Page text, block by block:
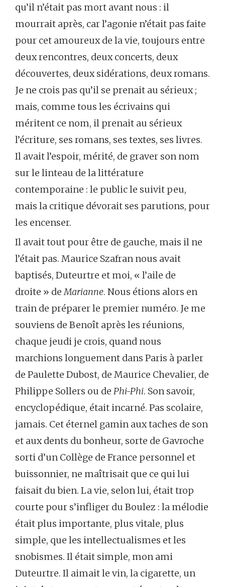
qu’il n’était pas mort avant nous : il
mourrait après, car l’agonie n’était pas faite
pour cet amoureux de la vie, toujours entre
deux rencontres, deux concerts, deux
découvertes, deux sidérations, deux romans.
Je ne crois pas qu’il se prenait au sérieux ;
mais, comme tous les écrivains qui
méritent ce nom, il prenait au sérieux
l’écriture, ses romans, ses textes, ses livres.
Il avait l’espoir, mérité, de graver son nom
sur le linteau de la littérature
contemporaine : le public le suivit peu,
mais la critique dévorait ses parutions, pour
les encenser.
Il avait tout pour être de gauche, mais il ne
l’était pas. Maurice Szafran nous avait
baptisés, Duteurtre et moi, « l’aile de
droite » deMarianne. Nous étions alors en
train de préparer le premier numéro. Je me
souviens de Benoît après les réunions,
chaque jeudi je crois, quand nous
marchions longuement dans Paris à parler
de Paulette Dubost, de Maurice Chevalier, de
Philippe Sollers ou de Phi-Phi. Son savoir,
encyclopédique, était incarné. Pas scolaire,
jamais. Cet éternel gamin aux taches de son
et aux dents du bonheur, sorte de Gavroche
sorti d’un Collège de France personnel et
buissonnier, ne maîtrisait que ce qui lui
faisait du bien. La vie, selon lui, était trop
courte pour s’infliger du Boulez : la mélodie
était plus importante, plus vitale, plus
simple, que les intellectualismes et les
snobismes. Il était simple, mon ami
Duteurtre. Il aimait le vin, la cigarette, un